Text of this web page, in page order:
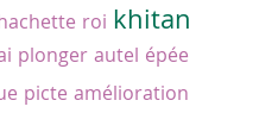
roi khitan
plonger autel épée
picte amélioration